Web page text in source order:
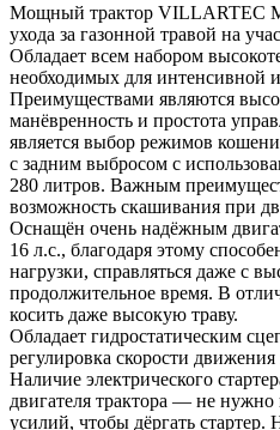
Мощный трактор VILLARTEC
ухода за газонной травой на
Обладает всем набором
необходимых для интенсивной
Преимуществами являются
манёвренность и простота
является выбор режимов
с задним выбросом с
280 литров. Важным
возможность скашивания при
Оснащён очень надёжным
16 л.с., благодаря этому
нагрузки, справляться даже с
продолжительное время. В
косить даже высокую траву.
Обладает гидростатическим
регулировка скорости
Наличие электрического
двигателя трактора — не
усилий, чтобы дёргать стартер.